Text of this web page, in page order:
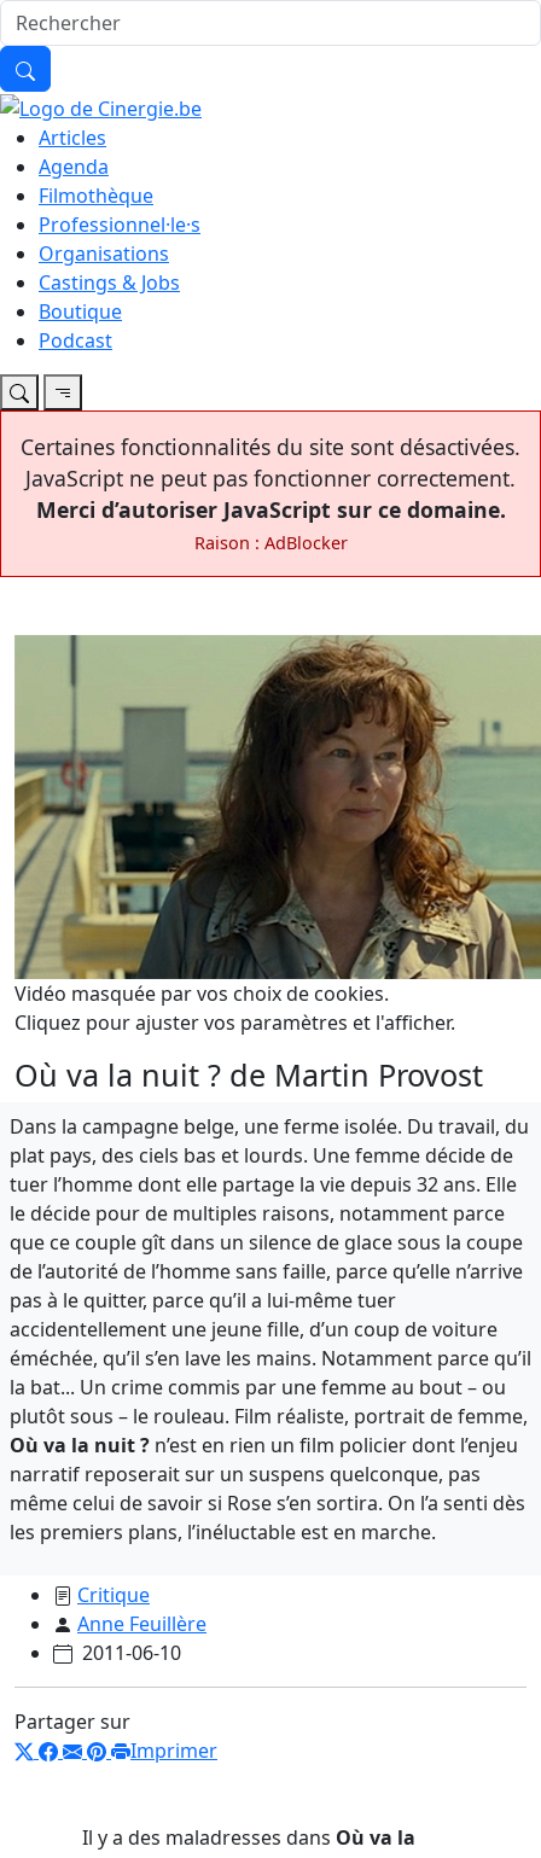
Articles
Agenda
Filmothèque
Professionnel·le·s
Organisations
Castings & Jobs
Boutique
Podcast
Certaines fonctionnalités du site sont désactivées.
JavaScript ne peut pas fonctionner correctement.
Merci d’autoriser JavaScript sur ce domaine.
Raison : AdBlocker
Vidéo masquée par vos choix de cookies.
Cliquez pour ajuster vos paramètres et l'afficher.
Où va la nuit ? de Martin Provost
Dans la campagne belge, une ferme isolée. Du travail, du
plat pays, des ciels bas et lourds. Une femme décide de
tuer l’homme dont elle partage la vie depuis 32 ans. Elle
le décide pour de multiples raisons, notamment parce
que ce couple gît dans un silence de glace sous la coupe
de l’autorité de l’homme sans faille, parce qu’elle n’arrive
pas à le quitter, parce qu’il a lui-même tuer
accidentellement une jeune fille, d’un coup de voiture
éméchée, qu’il s’en lave les mains. Notamment parce qu’il
la bat... Un crime commis par une femme au bout – ou
plutôt sous – le rouleau. Film réaliste, portrait de femme,
Où va la nuit ? n’est en rien un film policier dont l’enjeu
narratif reposerait sur un suspens quelconque, pas
même celui de savoir si Rose s’en sortira. On l’a senti dès
les premiers plans, l’inéluctable est en marche.
Critique
Anne Feuillère
2011-06-10
Partager sur
Imprimer
Il y a des maladresses dans Où va la